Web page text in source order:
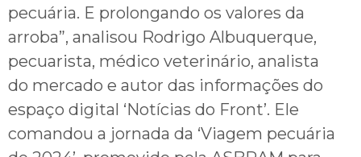
pecuária. E prolongando os valores da
arroba”, analisou Rodrigo Albuquerque,
pecuarista, médico veterinário, analista
do mercado e autor das informações do
espaço digital ‘Notícias do Front’. Ele
comandou a jornada da ‘Viagem pecuária